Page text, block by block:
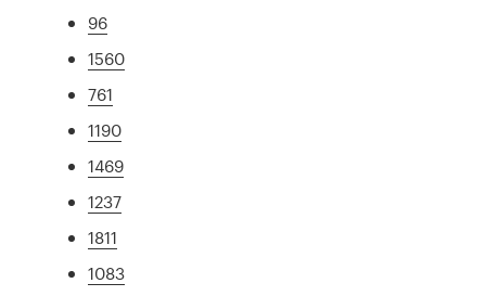
96
1560
761
1190
1469
1237
1811
1083